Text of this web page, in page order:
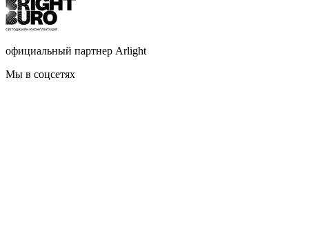
официальный партнер Arlight
Мы в соцсетях